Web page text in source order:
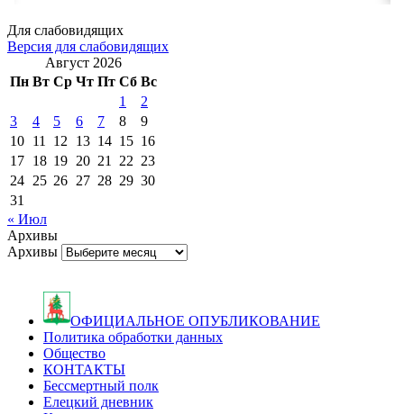
Для слабовидящих
Версия для слабовидящих
Август 2026
Пн Вт Ср Чт Пт Сб Вс
1
2
3
4 5 6 7 8
9
10 11 12 13 14 15 16
17 18 19 20 21 22 23
24 25 26 27 28 29 30
31
« Июл
Архивы
Архивы
ОФИЦИАЛЬНОЕ ОПУБЛИКОВАНИЕ
Политика обработки данных
Общество
КОНТАКТЫ
Бессмертный полк
Елецкий дневник